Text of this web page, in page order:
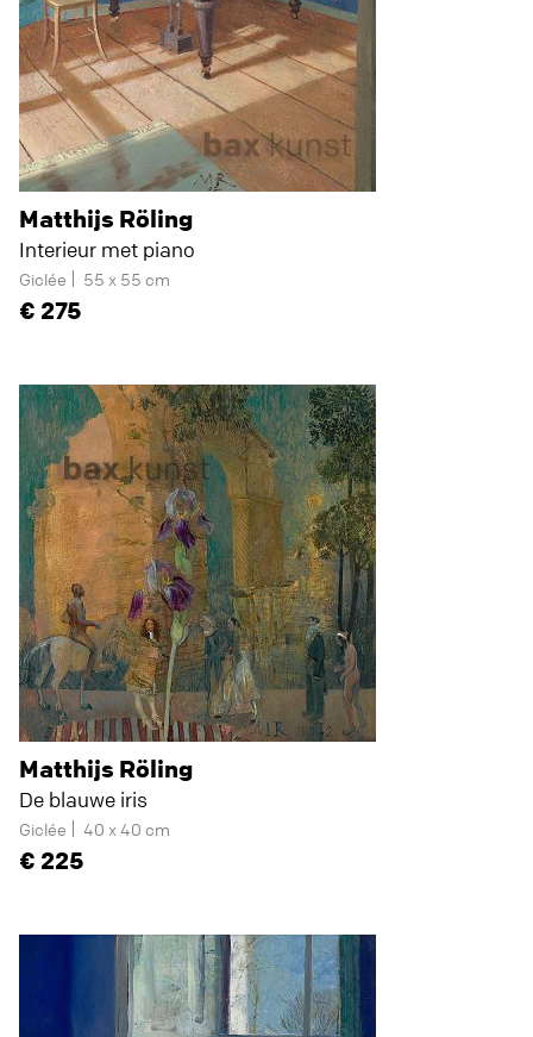
Matthijs Röling
Interieur met piano
Giclée 55 x 55 cm
275
Matthijs Röling
De blauwe iris
Giclée 40 x 40 cm
225